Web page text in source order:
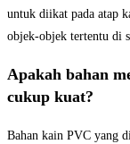
untuk diikat pada atap
objek-objek tertentu di
Apakah bahan
cukup kuat?
Bahan kain PVC yang